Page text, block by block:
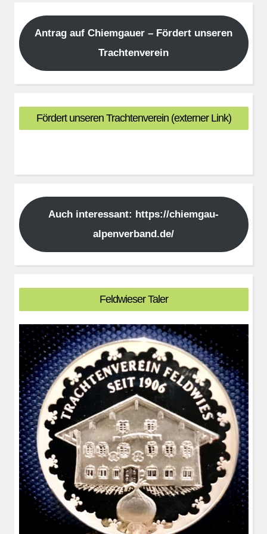
Antrag auf Chiemgauer – Fördert unseren
Trachtenverein
Fördert unseren Trachtenverein (externer Link)
Auch interessant: https://chiemgau-
alpenverband.de/
Feldwieser Taler